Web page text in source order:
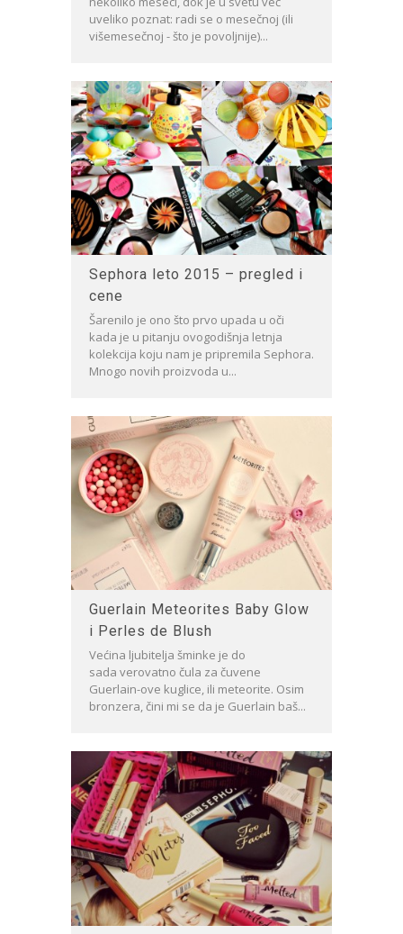
uveliko poznat: radi se o mesečnoj (ili
višemesečnoj - što je povoljnije)...
Sephora leto 2015 – pregled i
cene
Šarenilo je ono što prvo upada u oči
kada je u pitanju ovogodišnja letnja
kolekcija koju nam je pripremila Sephora.
Mnogo novih proizvoda u...
Guerlain Meteorites Baby Glow
i Perles de Blush
Većina ljubitelja šminke je do
sada verovatno čula za čuvene
Guerlain-ove kuglice, ili meteorite. Osim
bronzera, čini mi se da je Guerlain baš...